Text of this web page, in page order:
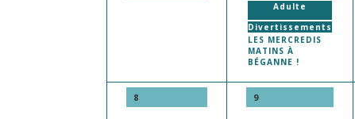
Adulte
Divertissements
LES MERCREDIS
MATINS À
BÉGANNE !
8 9